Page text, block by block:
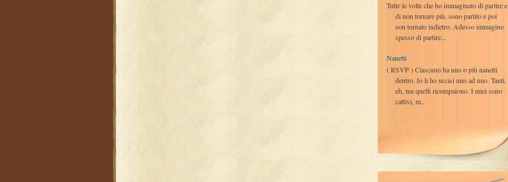
Tutte le volte che ho immaginato di partire e
di non tornare più, sono partito e poi
son tornato indietro. Adesso immagino
spesso di partire...
Nanetti
( RSVP ) Ciascuno ha uno o più nanetti
dentro. Io li ho uccisi uno ad uno. Tanti,
eh, ma quelli ricompaiono. I miei sono
cattivi, m...